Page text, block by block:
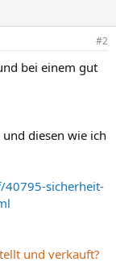
#2
bei einem gut
diesen wie ich
sicherheit-
und verkauft?